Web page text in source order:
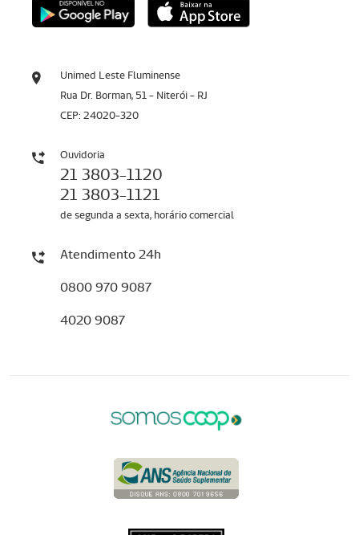
Unimed Leste Fluminense
Rua Dr. Borman, 51 - Niterói - RJ
CEP: 24020-320
Ouvidoria
21 3803-1120
21 3803-1121
de segunda a sexta, horário comercial
Atendimento 24h
0800 970 9087
4020 9087